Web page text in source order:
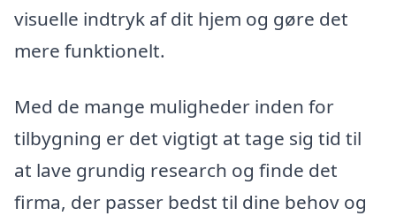
visuelle indtryk af dit hjem og gøre det
mere funktionelt.
Med de mange muligheder inden for
tilbygning er det vigtigt at tage sig tid til
at lave grundig research og finde det
firma, der passer bedst til dine behov og